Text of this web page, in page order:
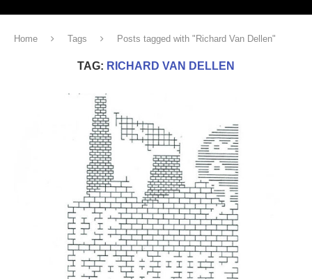
Home Tags Posts tagged with "Richard Van Dellen"
TAG: RICHARD VAN DELLEN